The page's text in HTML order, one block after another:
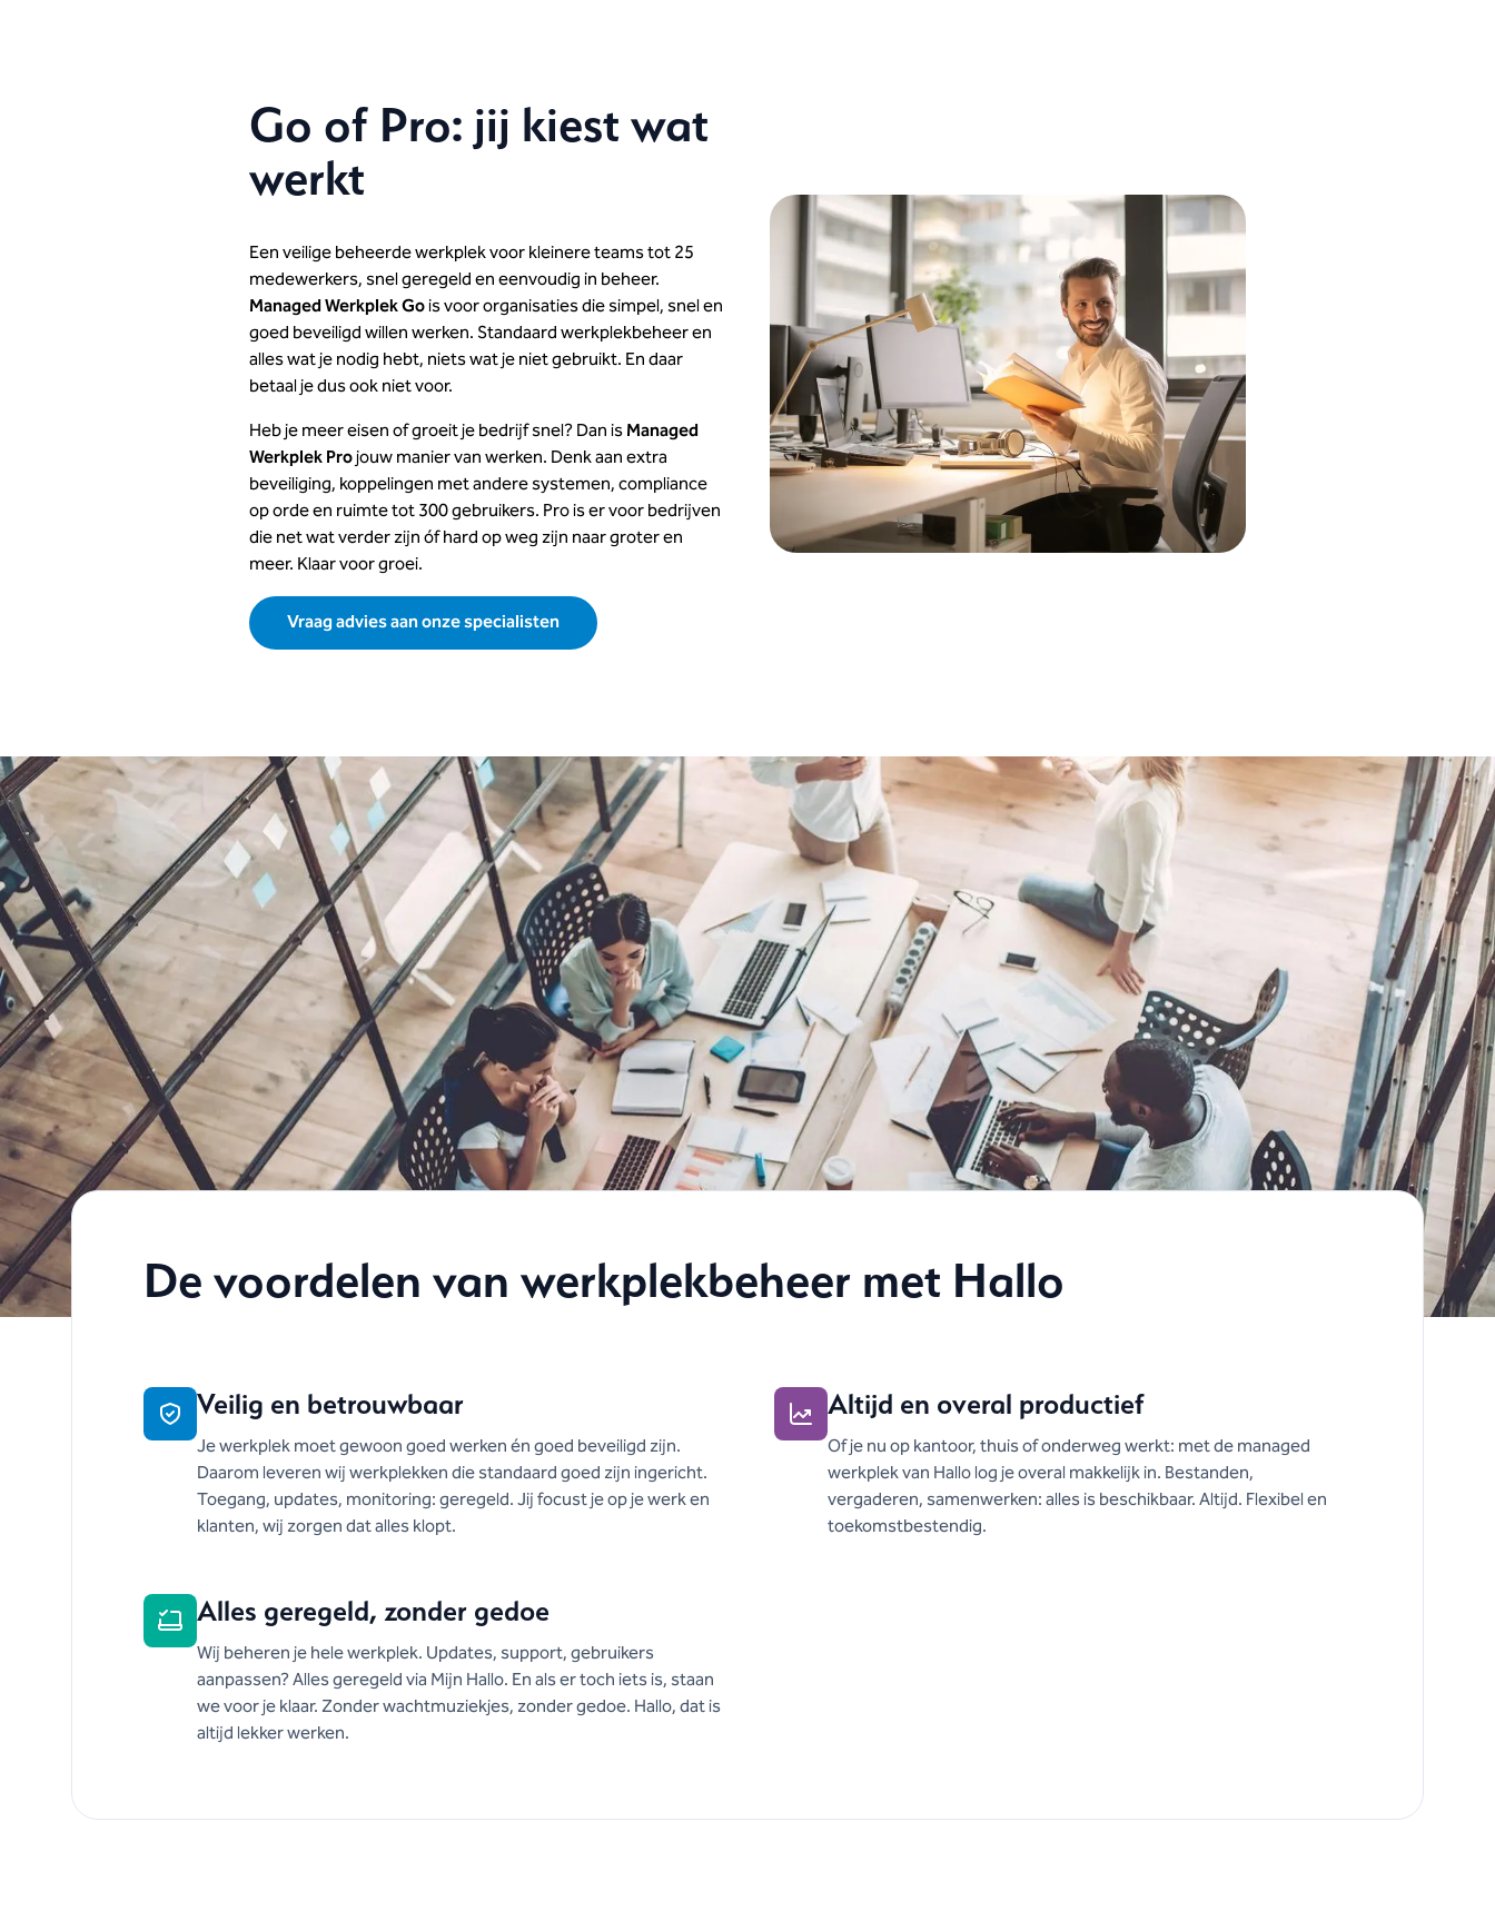
Go of Pro: jij kiest wat
werkt
Een veilige beheerde werkplek voor kleinere teams tot 25
medewerkers, snel geregeld en eenvoudig in beheer.
Managed Werkplek Gois voor organisaties die simpel, snel en
goed beveiligd willen werken. Standaard werkplekbeheer en
alles wat je nodig hebt, niets wat je niet gebruikt. En daar
betaal je dus ook niet voor.
Heb je meer eisen of groeit je bedrijf snel? Dan isManaged
Werkplek Projouw manier van werken. Denk aan extra
beveiliging, koppelingen met andere systemen, compliance
op orde en ruimte tot 300 gebruikers. Pro is er voor bedrijven
die net wat verder zijn óf hard op weg zijn naar groter en
meer. Klaar voor groei.
Vraag advies aan onze specialisten
De voordelen van werkplekbeheer met Hallo
Veilig en betrouwbaar
Je werkplek moet gewoon goed werken én goed beveiligd zijn.
Daarom leveren wij werkplekken die standaard goed zijn ingericht.
Toegang, updates, monitoring: geregeld. Jij focust je op je werk en
klanten, wij zorgen dat alles klopt.
Altijd en overal productief
Of je nu op kantoor, thuis of onderweg werkt: met de managed
werkplek van Hallo log je overal makkelijk in. Bestanden,
vergaderen, samenwerken: alles is beschikbaar. Altijd. Flexibel en
toekomstbestendig.
Alles geregeld, zonder gedoe
Wij beheren je hele werkplek. Updates, support, gebruikers
aanpassen? Alles geregeld via Mijn Hallo. En als er toch iets is, staan
we voor je klaar. Zonder wachtmuziekjes, zonder gedoe. Hallo, dat is
altijd lekker werken.